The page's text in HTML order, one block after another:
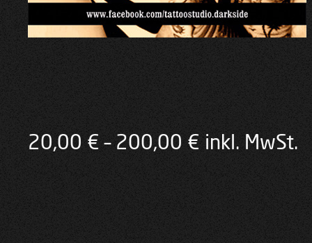
20,00 € – 200,00 € Preisspanne:
inkl. MwSt.